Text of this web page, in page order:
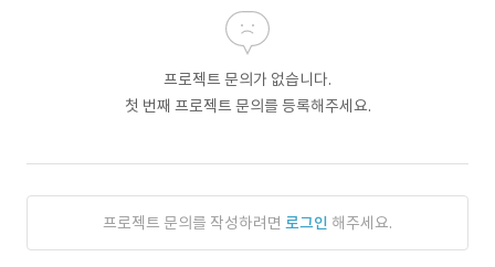
프로젝트 문의가 없습니다.
첫 번째 프로젝트 문의를 등록해주세요.
프로젝트 문의를 작성하려면 로그인 해주세요.